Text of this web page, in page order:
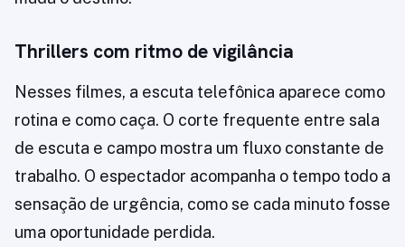
Thrillers com ritmo de vigilância
Nesses filmes, a escuta telefônica aparece como
rotina e como caça. O corte frequente entre sala
de escuta e campo mostra um fluxo constante de
trabalho. O espectador acompanha o tempo todo a
sensação de urgência, como se cada minuto fosse
uma oportunidade perdida.